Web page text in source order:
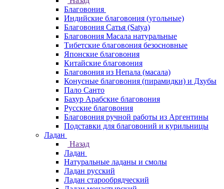
Благовония
Индийские благовония (угольные)
Благовония Сатья (Satya)
Благовония Масала натуральные
Тибетские благовония безосновные
Японские благовония
Китайские благовония
Благовония из Непала (масала)
Конусные благовония (пирамидки) и Дхубы
Пало Санто
Бахур Арабские благовония
Русские благовония
Благовония ручной работы из Аргентины
Подставки для благовоний и курильницы
Ладан
Назад
Ладан
Натуральные ладаны и смолы
Ладан русский
Ладан старообрядческий